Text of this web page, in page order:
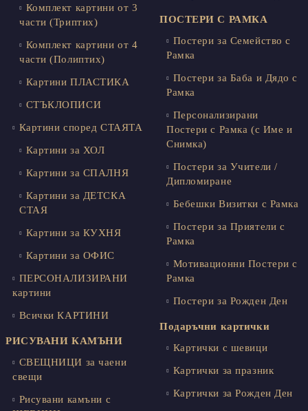
Комплект картини от 3
части (Триптих)
Комплект картини от 4
части (Полиптих)
Картини ПЛАСТИКА
СТЪКЛОПИСИ
Картини според СТАЯТА
Картини за ХОЛ
Картини за СПАЛНЯ
Картини за ДЕТСКА
СТАЯ
Картини за КУХНЯ
Картини за ОФИС
ПЕРСОНАЛИЗИРАНИ
картини
Всички КАРТИНИ
РИСУВАНИ КАМЪНИ
СВЕЩНИЦИ за чаени
свещи
Рисувани камъни с
ПОСТЕРИ С РАМКА
Постери за Семейство с
Рамка
Постери за Баба и Дядо с
Рамка
Персонализирани
Постери с Рамка (с Име и
Снимка)
Постери за Учители /
Дипломиране
Бебешки Визитки с Рамка
Постери за Приятели с
Рамка
Мотивационни Постери с
Рамка
Постери за Рожден Ден
Подаръчни картички
Картички с шевици
Картички за празник
Картички за Рожден Ден